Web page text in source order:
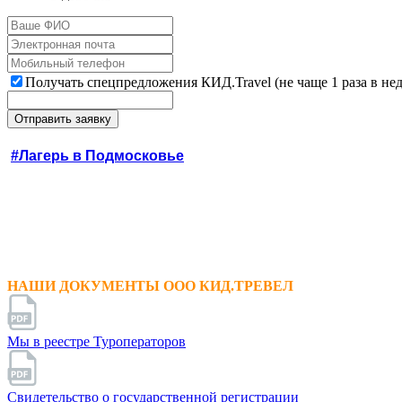
Получать спецпредложения КИД.Travel (не чаще 1 раза в
#Лагерь в Подмосковье
НАШИ ДОКУМЕНТЫ ООО КИД.ТРЕВЕЛ
Мы в реестре Туроператоров
Свидетельство о государственной регистрации